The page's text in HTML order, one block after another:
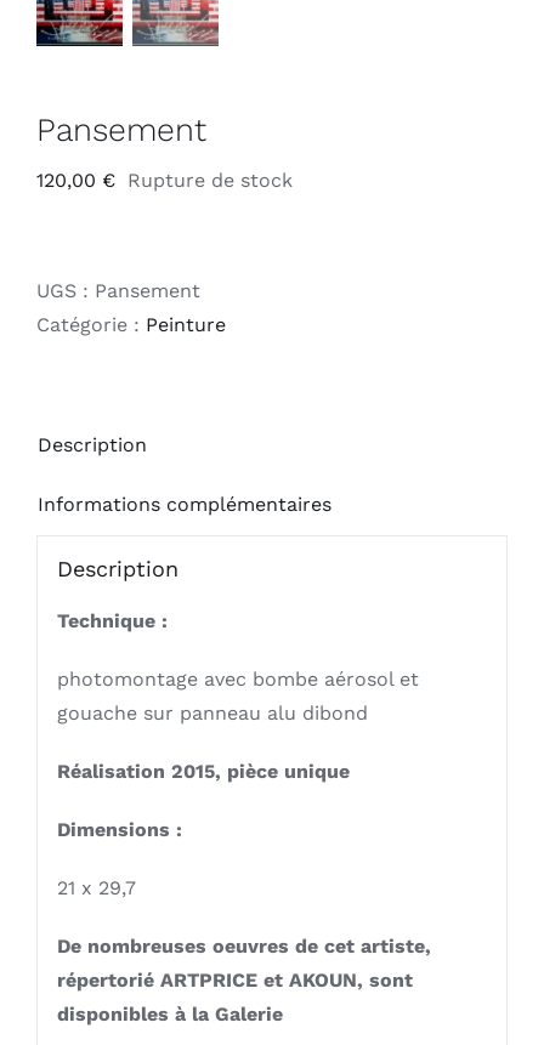
Pansement
120,00 € Rupture de stock
UGS : Pansement
Catégorie : Peinture
Description
Informations complémentaires
Description
Technique :
photomontage avec bombe aérosol et
gouache sur panneau alu dibond
Réalisation 2015, pièce unique
Dimensions :
21 x 29,7
De nombreuses oeuvres de cet artiste,
répertorié ARTPRICE et AKOUN, sont
disponibles à la Galerie